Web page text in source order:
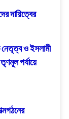
দায়িত্বের
ও ইসলামী
পর্যায়ে